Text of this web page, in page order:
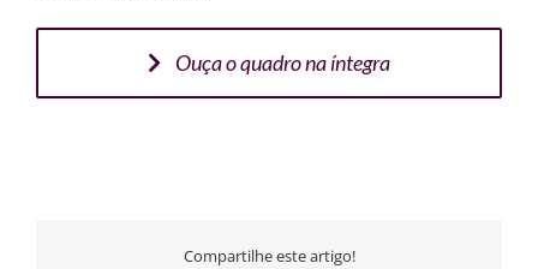
Ouça o quadro na íntegra
Compartilhe este artigo!